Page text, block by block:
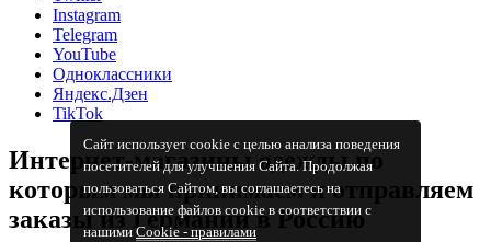
Сайт использует cookie с целью анализа поведения
посетителей для улучшения Сайта. Продолжая
пользоваться Сайтом, вы соглашаетесь на
использование файлов cookie в соответствии с
нашимиCookiе - правилами
Instagram
Telegram
YouTube
Одноклассники
Яндекс.Дзен
TikTok
Интернет-магазины одежды по
которым мы принимаем и отправляем
заказы из Германии в Россию